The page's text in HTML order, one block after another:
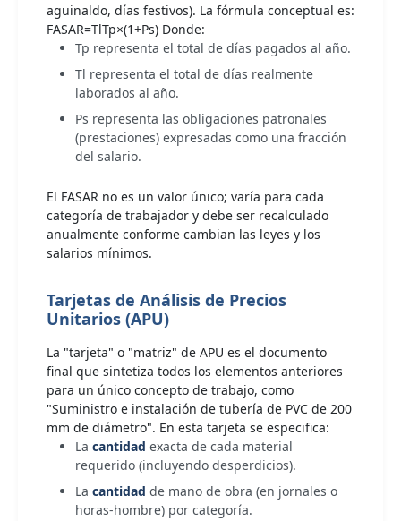
aguinaldo, días festivos). La fórmula conceptual es:
FASAR=TlTp​×(1+Ps) Donde:
Tp representa el total de días pagados al año.
Tl representa el total de días realmente
laborados al año.
Ps representa las obligaciones patronales
(prestaciones) expresadas como una fracción
del salario.
El FASAR no es un valor único; varía para cada
categoría de trabajador y debe ser recalculado
anualmente conforme cambian las leyes y los
salarios mínimos.
Tarjetas de Análisis de Precios
Unitarios (APU)
La "tarjeta" o "matriz" de APU es el documento
final que sintetiza todos los elementos anteriores
para un único concepto de trabajo, como
"Suministro e instalación de tubería de PVC de 200
mm de diámetro". En esta tarjeta se especifica:
La cantidad exacta de cada material
requerido (incluyendo desperdicios).
La cantidad de mano de obra (en jornales o
horas-hombre) por categoría.